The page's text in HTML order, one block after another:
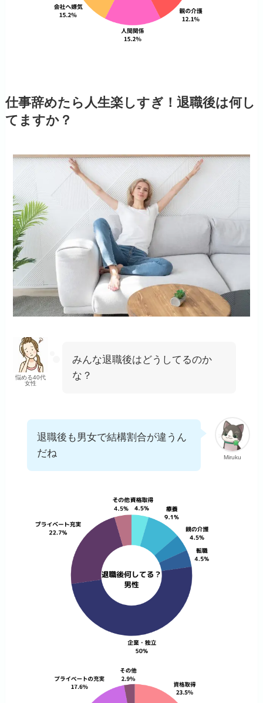
仕事辞めたら人生楽しすぎ！退職後は何し
てますか？
悩める40代
女性
みんな退職後はどうしてるのか
な？
Miruku
退職後も男女で結構割合が違うん
だね